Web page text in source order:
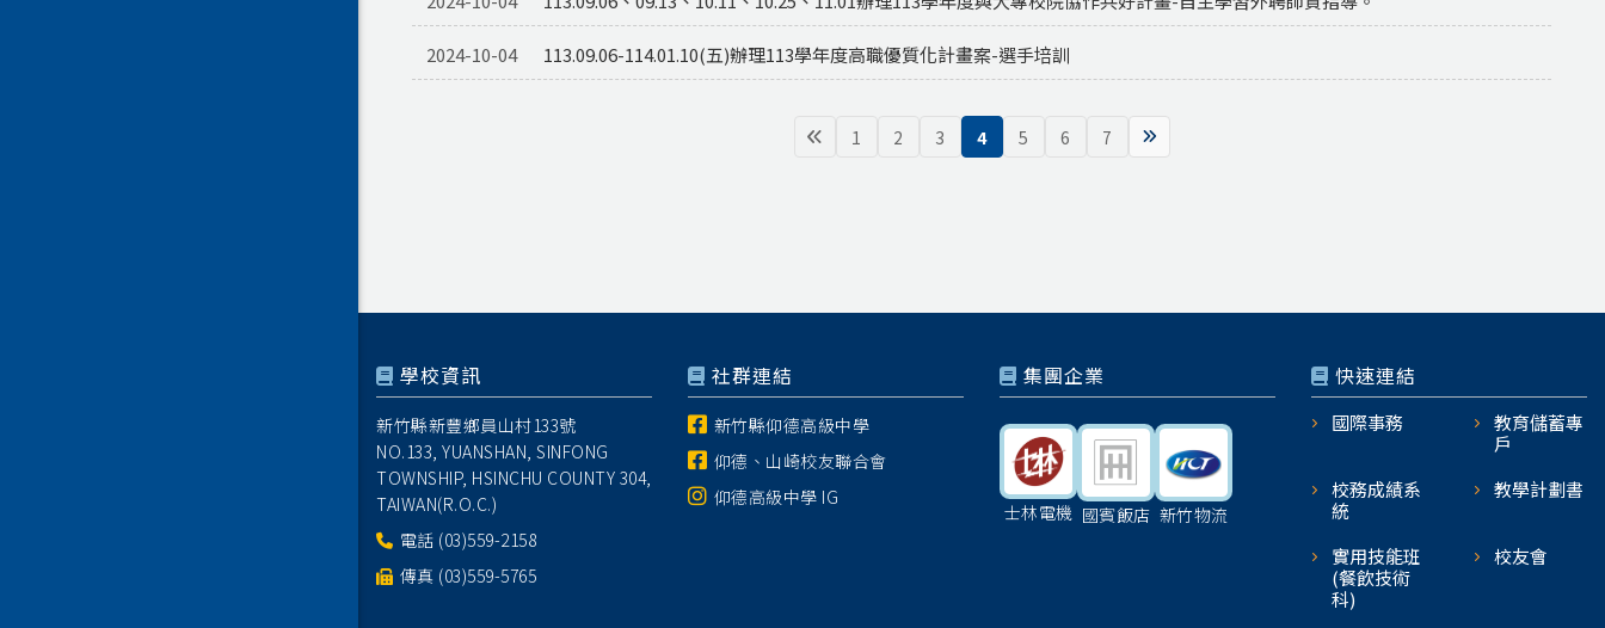
2024-10-04 113.09.06-114.01.10(五)辦理113學年度高職優質化計畫案-選手培訓
1 2 3 4 5 6 7
學校資訊
新竹縣新豐鄉員山村133號
NO.133, YUANSHAN, SINFONG
TOWNSHIP, HSINCHU COUNTY 304,
TAIWAN(R.O.C.)
電話 (03)559-2158
傳真 (03)559-5765
社群連結
新竹縣仰德高級中學
仰德、山崎校友聯合會
仰德高級中學 IG
集團企業
士林電機 國賓飯店 新竹物流
快速連結
國際事務
教育儲蓄專
戶
校務成績系
統
教學計劃書
實用技能班
(餐飲技術
科)
校友會